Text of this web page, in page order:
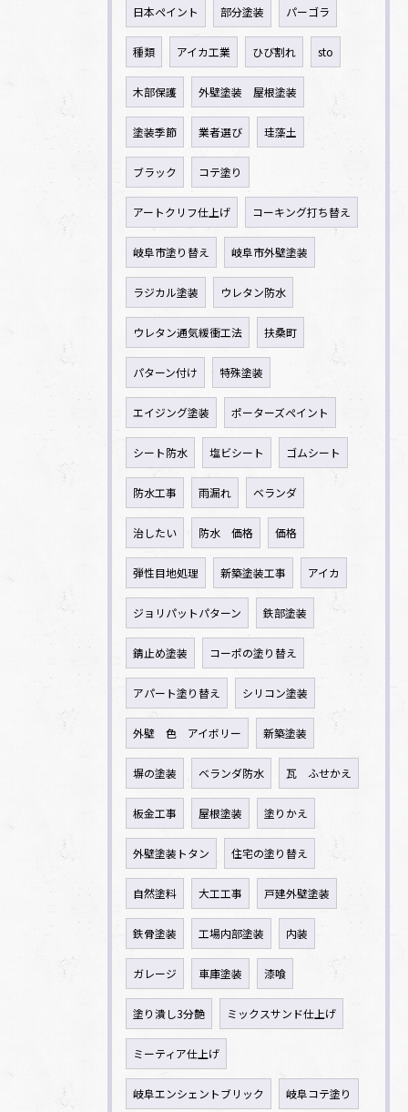
日本ペイント 部分塗装 パーゴラ
種類 アイカ工業 ひび割れ sto
木部保護 外壁塗装 屋根塗装
塗装季節 業者選び 珪藻土
ブラック コテ塗り
アートクリフ仕上げ コーキング打ち替え
岐阜市塗り替え 岐阜市外壁塗装
ラジカル塗装 ウレタン防水
ウレタン通気緩衝工法 扶桑町
パターン付け 特殊塗装
エイジング塗装 ポーターズペイント
シート防水 塩ビシート ゴムシート
防水工事 雨漏れ ベランダ
治したい 防水 価格 価格
弾性目地処理 新築塗装工事 アイカ
ジョリパットパターン 鉄部塗装
錆止め塗装 コーポの塗り替え
アパート塗り替え シリコン塗装
外壁 色 アイボリー 新築塗装
塀の塗装 ベランダ防水 瓦 ふせかえ
板金工事 屋根塗装 塗りかえ
外壁塗装トタン 住宅の塗り替え
自然塗料 大工工事 戸建外壁塗装
鉄骨塗装 工場内部塗装 内装
ガレージ 車庫塗装 漆喰
塗り潰し3分艶 ミックスサンド仕上げ
ミーティア仕上げ
岐阜エンシェントブリック 岐阜コテ塗り